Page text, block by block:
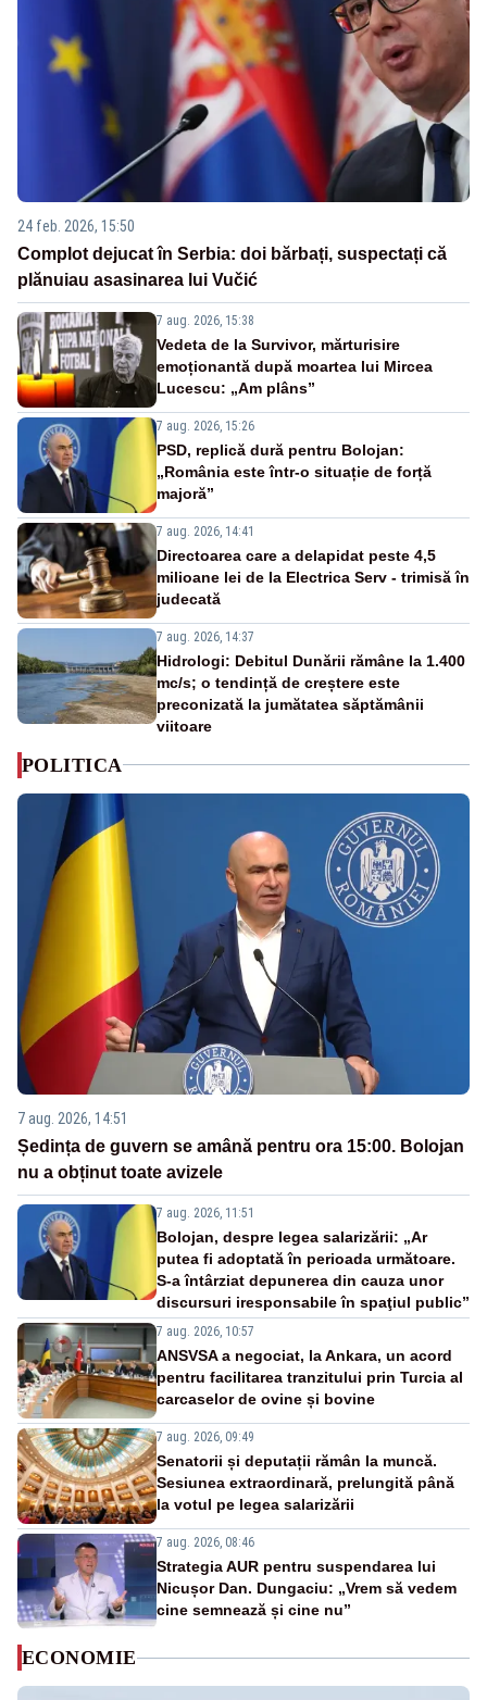
24 feb. 2026, 15:50
Complot dejucat în Serbia: doi bărbați, suspectați că
plănuiau asasinarea lui Vučić
7 aug. 2026, 15:38
Vedeta de la Survivor, mărturisire
emoționantă după moartea lui Mircea
Lucescu: „Am plâns”
7 aug. 2026, 15:26
PSD, replică dură pentru Bolojan:
„România este într-o situație de forță
majoră”
7 aug. 2026, 14:41
Directoarea care a delapidat peste 4,5
milioane lei de la Electrica Serv - trimisă în
judecată
7 aug. 2026, 14:37
Hidrologi: Debitul Dunării rămâne la 1.400
mc/s; o tendință de creștere este
preconizată la jumătatea săptămânii
viitoare
POLITICA
7 aug. 2026, 14:51
Ședința de guvern se amână pentru ora 15:00. Bolojan
nu a obținut toate avizele
7 aug. 2026, 11:51
Bolojan, despre legea salarizării: „Ar
putea fi adoptată în perioada următoare.
S-a întârziat depunerea din cauza unor
discursuri iresponsabile în spaţiul public”
7 aug. 2026, 10:57
ANSVSA a negociat, la Ankara, un acord
pentru facilitarea tranzitului prin Turcia al
carcaselor de ovine și bovine
7 aug. 2026, 09:49
Senatorii și deputații rămân la muncă.
Sesiunea extraordinară, prelungită până
la votul pe legea salarizării
7 aug. 2026, 08:46
Strategia AUR pentru suspendarea lui
Nicușor Dan. Dungaciu: „Vrem să vedem
cine semnează și cine nu”
ECONOMIE